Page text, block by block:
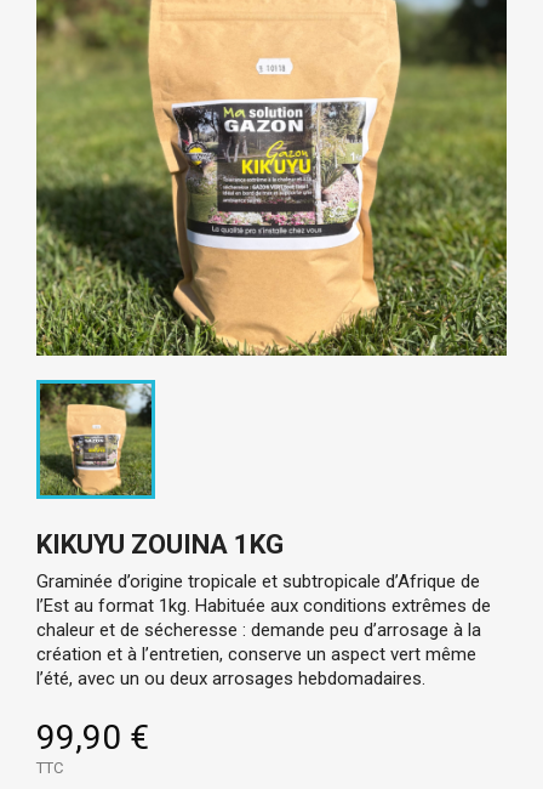
KIKUYU ZOUINA 1KG
Graminée d’origine tropicale et subtropicale d’Afrique de
l’Est au format 1kg. Habituée aux conditions extrêmes de
chaleur et de sécheresse : demande peu d’arrosage à la
création et à l’entretien, conserve un aspect vert même
l’été, avec un ou deux arrosages hebdomadaires.
99,90 €
TTC